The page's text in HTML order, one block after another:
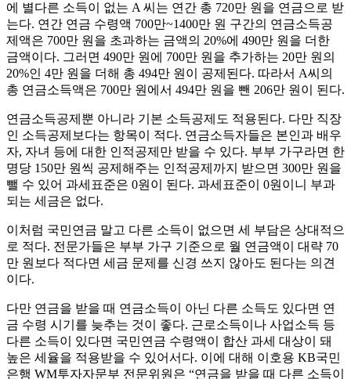
에 별다른 소득이 없는 A 씨는 연간 총 720만 원을 연금으로 받
는다. 연간 연금 수령액 700만~1400만 원 구간의 연금소득공
제액은 700만 원을 초과하는 금액의 20%에 490만 원을 더한
금액이다. 그러면 490만 원에 700만 원을 추가하는 20만 원의
20%인 4만 원을 더해 총 494만 원이 공제된다. 따라서 A씨의
총 연금소득액은 700만 원에서 494만 원을 뺀 206만 원이 된다.
연금소득공제뿐 아니라 기본 소득공제도 적용된다. 다만 직장
인 소득공제보다는 항목이 적다. 연금소득자들은 본인과 배우
자, 자녀 등에 대한 인적공제만 받을 수 있다. 부부 가구라면 한
명당 150만 원씩 공제해주는 인적공제까지 받으면 300만 원을
뺄 수 있어 과세표준은 0원이 된다. 과세표준이 0원이니 부과
되는 세금은 없다.
이처럼 국민연금 말고 다른 소득이 없으면 세 부담은 상대적으
로 적다. 전문가들은 부부 가구 기준으로 월 연금액이 대략 70
만 원보다 적다면 세금 문제를 신경 쓰지 않아도 된다는 의견
이다.
다만 연금을 받을 때 연금소득이 아닌 다른 소득도 있다면 연
금 수령 시기를 늦추는 것이 좋다. 근로소득이나 사업소득 등
다른 소득이 있다면 국민연금 수령액이 합산 과세 대상이 돼
높은 세율을 적용받을 수 있어서다. 이에 대해 이호용 KB국민
은행 WM투자자문부 전문위원은 “연금을 받을 때 다른 소득이